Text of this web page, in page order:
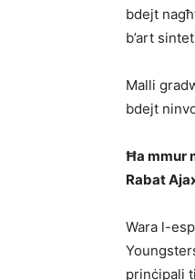
bdejt
b’art
Malli
bdejt
Ħa mmur
Rabat
Wara l-
prinċipali